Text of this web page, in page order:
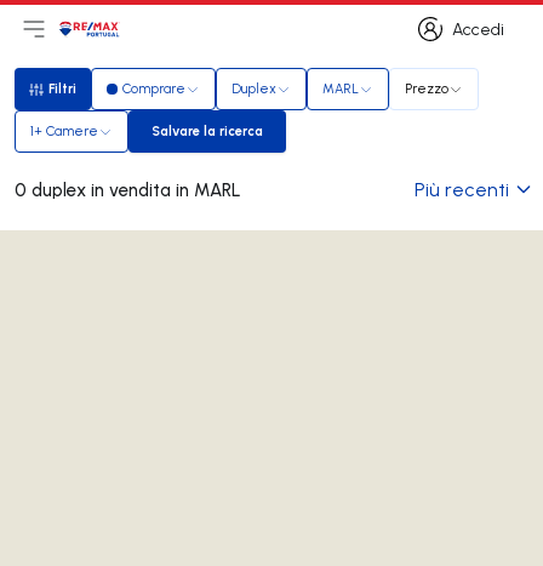
Accedi
Accedi
Apri il menu principale
LogoVai alla homepage
Filtri
Filtri Comprare Duplex MARL Prezzo
1+ Camere Salvare la ricerca
Salvare la ricerca
0 duplex in vendita in MARL Più recenti